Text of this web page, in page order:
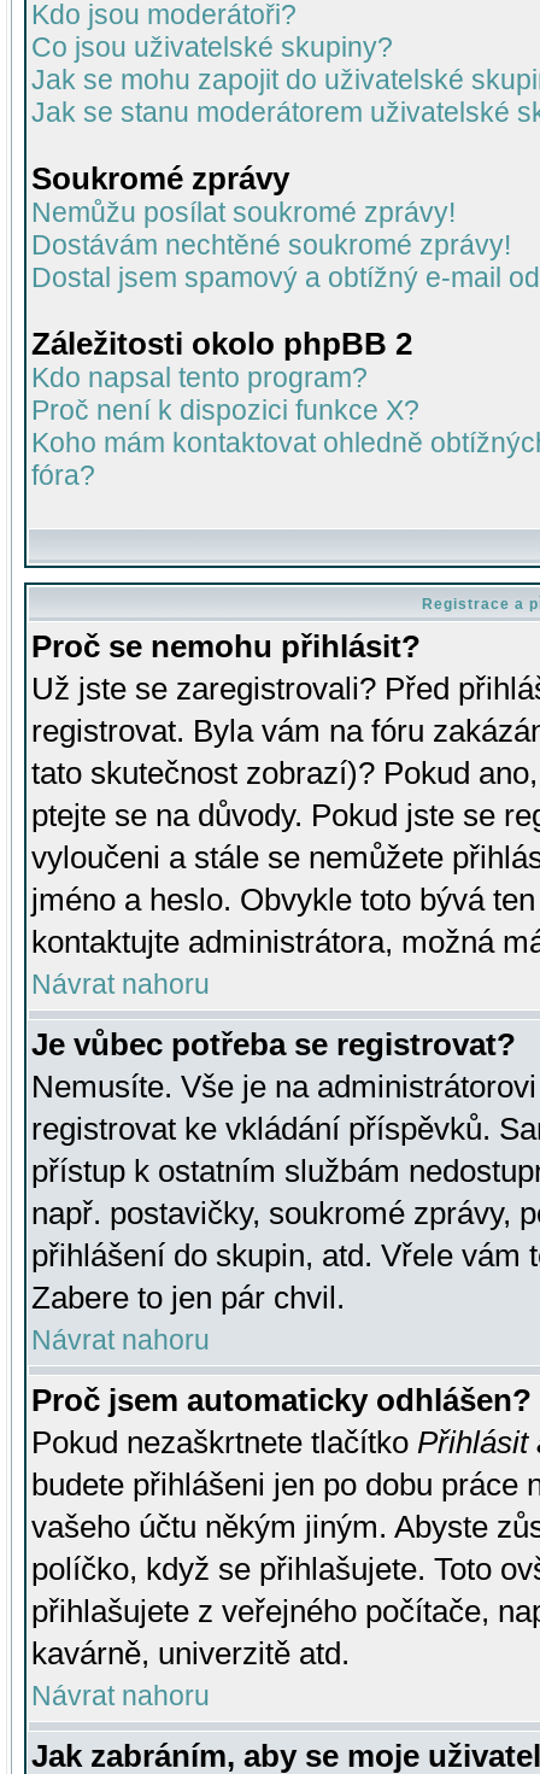
Kdo jsou moderátoři?
Co jsou uživatelské skupiny?
Jak se mohu zapojit do uživatelské
Jak se stanu moderátorem uživatelské
Soukromé zprávy
Nemůžu posílat soukromé zprávy!
Dostávám nechtěné soukromé zprávy!
Dostal jsem spamový a obtížný e-mail
Záležitosti okolo phpBB 2
Kdo napsal tento program?
Proč není k dispozici funkce X?
Koho mám kontaktovat ohledně
fóra?
Registrace a
Proč se nemohu přihlásit?
Už jste se zaregistrovali? Před
registrovat. Byla vám na fóru
tato skutečnost zobrazí)? Pokud
ptejte se na důvody. Pokud jste se
vyloučeni a stále se nemůžete
jméno a heslo. Obvykle toto bývá
kontaktujte administrátora, možná
Návrat nahoru
Je vůbec potřeba se registrovat?
Nemusíte. Vše je na
registrovat ke vkládání příspěvků.
přístup k ostatním službám
např. postavičky, soukromé zprávy,
přihlášení do skupin, atd. Vřele vám
Zabere to jen pár chvil.
Návrat nahoru
Proč jsem automaticky odhlášen?
Pokud nezaškrtnete tlačítko Přihlásit
budete přihlášeni jen po dobu práce
vašeho účtu někým jiným. Abyste
políčko, když se přihlašujete. Toto
přihlašujete z veřejného počítače,
kavárně, univerzitě atd.
Návrat nahoru
Jak zabráním, aby se moje